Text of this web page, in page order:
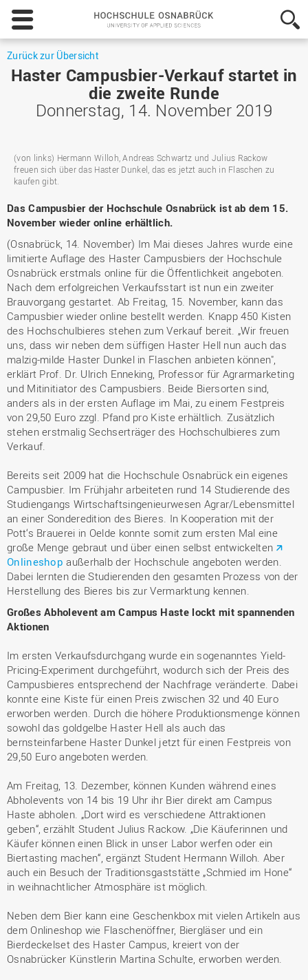
Hochschule
Osnabrück
-
of
Applied
Zurück zur Übersicht
Haster Campusbier-Verkauf startet in
die zweite Runde
Donnerstag, 14. November 2019
(von links) Hermann Willoh, Andreas Schwartz und Julius Rackow
freuen sich über das Haster Dunkel, das es jetzt auch in Flaschen zu
kaufen gibt.
Das Campusbier der Hochschule Osnabrück ist ab dem 15.
November wieder online erhältlich.
(Osnabrück, 14. November) Im Mai dieses Jahres wurde eine
limitierte Auflage des Haster Campusbiers der Hochschule
Osnabrück erstmals online für die Öffentlichkeit angeboten.
Nach dem erfolgreichen Verkaufsstart ist nun ein zweiter
Brauvorgang gestartet. Ab Freitag, 15. November, kann das
Campusbier wieder online bestellt werden. Knapp 450 Kisten
des Hochschulbieres stehen zum Verkauf bereit. „Wir freuen
uns, dass wir neben dem süffigen Haster Hell nun auch das
malzig-milde Haster Dunkel in Flaschen anbieten können",
erklärt Prof. Dr. Ulrich Enneking, Professor für Agrarmarketing
und Mitinitiator des Campusbiers. Beide Biersorten sind,
anders als in der ersten Auflage im Mai, zu einem Festpreis
von 29,50 Euro zzgl. Pfand pro Kiste erhältlich. Zusätzlich
stehen erstmalig Sechserträger des Hochschulbieres zum
Verkauf.
Bereits seit 2009 hat die Hochschule Osnabrück ein eigenes
Campusbier. Im Frühjahr arbeiteten rund 14 Studierende des
Studiengangs Wirtschaftsingenieurwesen Agrar/Lebensmittel
an einer Sonderedition des Bieres. In Kooperation mit der
Pott‘s Brauerei in Oelde konnte somit zum ersten Mal eine
große Menge gebraut und über einen selbst entwickelten
Onlineshop außerhalb der Hochschule angeboten werden.
Dabei lernten die Studierenden den gesamten Prozess von der
Herstellung des Bieres bis zur Vermarktung kennen.
Großes Abholevent am Campus Haste lockt mit spannenden
Aktionen
Im ersten Verkaufsdurchgang wurde ein sogenanntes Yield-
Pricing-Experiment durchgeführt, wodurch sich der Preis des
Campusbieres entsprechend der Nachfrage veränderte. Dabei
konnte eine Kiste für einen Preis zwischen 32 und 40 Euro
erworben werden. Durch die höhere Produktionsmenge können
sowohl das goldgelbe Haster Hell als auch das
bernsteinfarbene Haster Dunkel jetzt für einen Festpreis von
29,50 Euro angeboten werden.
Am Freitag, 13. Dezember, können Kunden während eines
Abholevents von 14 bis 19 Uhr ihr Bier direkt am Campus
Haste abholen. „Dort wird es verschiedene Attraktionen
geben“, erzählt Student Julius Rackow. „Die Käuferinnen und
Käufer können einen Blick in unser Labor werfen oder ein
Biertasting machen“, ergänzt Student Hermann Willoh. Aber
auch ein Besuch der Traditionsgaststätte „Schmied im Hone“
in weihnachtlicher Atmosphäre ist möglich.
Neben dem Bier kann eine Geschenkbox mit vielen Artikeln aus
dem Onlineshop wie Flaschenöffner, Biergläser und ein
Bierdeckelset des Haster Campus, kreiert von der
Osnabrücker Künstlerin Martina Schulte, erworben werden.